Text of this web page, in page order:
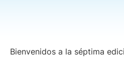
Bienvenidos a la séptima